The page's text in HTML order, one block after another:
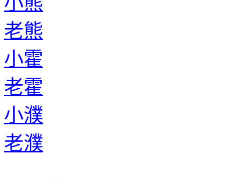
老熊
小霍
老霍
小濮
老濮